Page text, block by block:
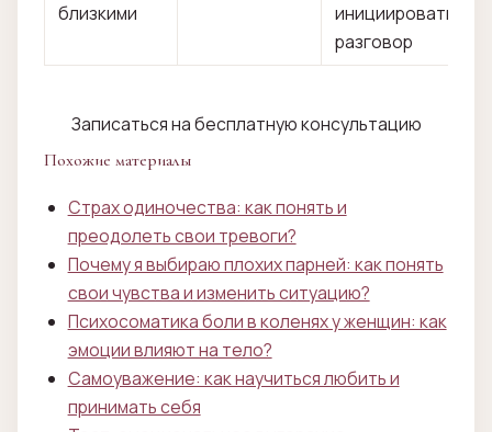
близкими
инициировать
разговор
Записаться на бесплатную консультацию
Похожие материалы
Страх одиночества: как понять и
преодолеть свои тревоги?
Почему я выбираю плохих парней: как понять
свои чувства и изменить ситуацию?
Психосоматика боли в коленях у женщин: как
эмоции влияют на тело?
Самоуважение: как научиться любить и
принимать себя